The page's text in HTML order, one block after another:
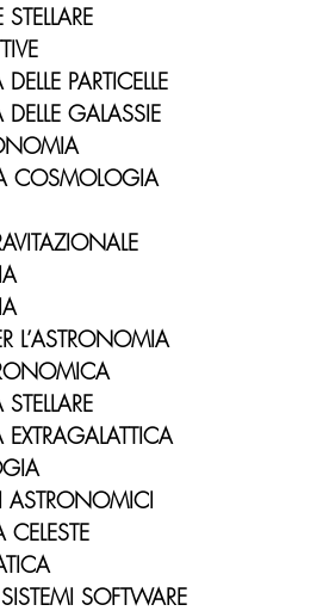
PARTICELLE
GALASSIE
COSMOLOGIA
L’ASTRONOMIA
ASTRONOMICI
SOFTWARE